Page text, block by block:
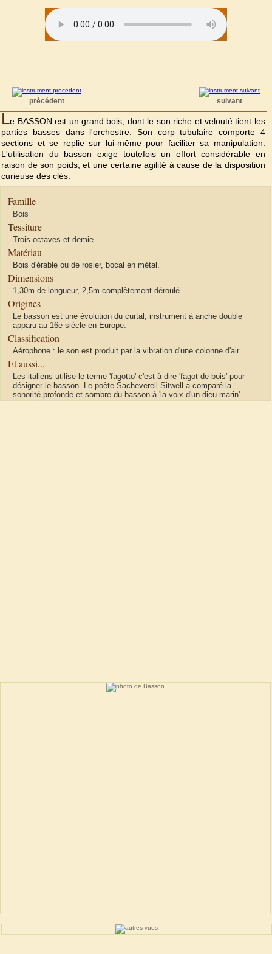
précédent suivant
Le BASSON est un grand bois, dont le son riche et velouté tient les
parties basses dans l'orchestre. Son corp tubulaire comporte 4
sections et se replie sur lui-même pour faciliter sa manipulation.
L'utilisation du basson exige toutefois un effort considérable en
raison de son poids, et une certaine agilité à cause de la disposition
curieuse des clés.
Famille
Bois
Tessiture
Trois octaves et demie.
Matériau
Bois d'érable ou de rosier, bocal en métal.
Dimensions
1,30m de longueur, 2,5m complètement déroulé.
Origines
Le basson est une évolution du curtal, instrument à anche double
apparu au 16e siècle en Europe.
Classification
Aérophone : le son est produit par la vibration d'une colonne d'air.
Et aussi...
Les italiens utilise le terme 'fagotto' c'est à dire 'fagot de bois' pour
désigner le basson. Le poète Sacheverell Sitwell a comparé la
sonorité profonde et sombre du basson à 'la voix d'un dieu marin'.